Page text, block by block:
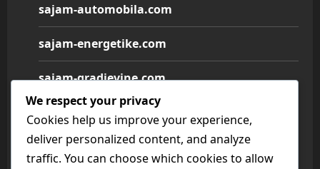
sajam-automobila.com
sajam-energetike.com
sajam-gradjevine.com
sajam-medicine.com
sajam-namestaja.com
We respect your privacy
Cookies help us improve your experience,
deliver personalized content, and analyze
traffic. You can choose which cookies to allow